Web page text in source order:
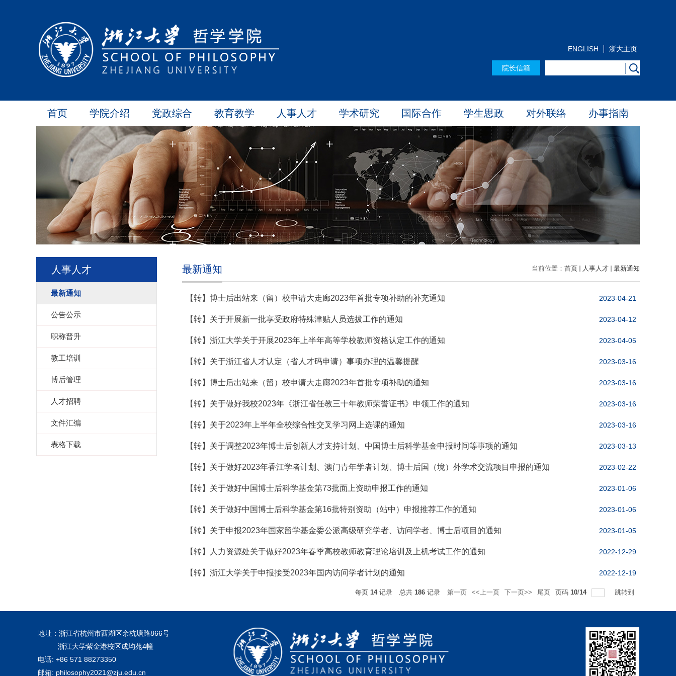
ENGLISH 浙大主页
院长信箱
首页 学院介绍 党政综合 教育教学 人事人才 学术研究 国际合作 学生思政 对外联络 办事指南
人事人才
最新通知
公告公示
职称晋升
教工培训
博后管理
人才招聘
文件汇编
表格下载
当前位置： 首页 人事人才 最新通知
最新通知
【转】博士后出站来（留）校申请大走廊2023年首批专项补助的补充通知 2023-04-21
【转】关于开展新一批享受政府特殊津贴人员选拔工作的通知 2023-04-12
【转】浙江大学关于开展2023年上半年高等学校教师资格认定工作的通知 2023-04-05
【转】关于浙江省人才认定（省人才码申请）事项办理的温馨提醒 2023-03-16
【转】博士后出站来（留）校申请大走廊2023年首批专项补助的通知 2023-03-16
【转】关于做好我校2023年《浙江省任教三十年教师荣誉证书》申领工作的通知 2023-03-16
【转】关于2023年上半年全校综合性交叉学习网上选课的通知 2023-03-16
【转】关于调整2023年博士后创新人才支持计划、中国博士后科学基金申报时间等事项的通知 2023-03-13
【转】关于做好2023年香江学者计划、澳门青年学者计划、博士后国（境）外学术交流项目申报的通知 2023-02-22
【转】关于做好中国博士后科学基金第73批面上资助申报工作的通知 2023-01-06
【转】关于做好中国博士后科学基金第16批特别资助（站中）申报推荐工作的通知 2023-01-06
【转】关于申报2023年国家留学基金委公派高级研究学者、访问学者、博士后项目的通知 2023-01-05
【转】人力资源处关于做好2023年春季高校教师教育理论培训及上机考试工作的通知 2022-12-29
【转】浙江大学关于申报接受2023年国内访问学者计划的通知 2022-12-19
每页 14记录 总共 186 记录 第一页 <<上一页 下一页>> 尾页 页码 10/14 跳转到
地址：浙江省杭州市西湖区余杭塘路866号
浙江大学紫金港校区成均苑4幢
电话: +86 571 88273350
邮箱: philosophy2021@zju.edu.cn